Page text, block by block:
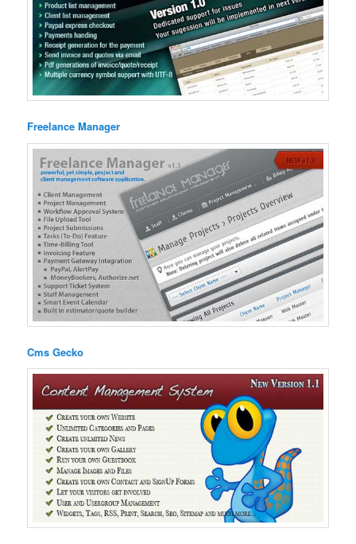
Freelance Manager
Cms Gecko